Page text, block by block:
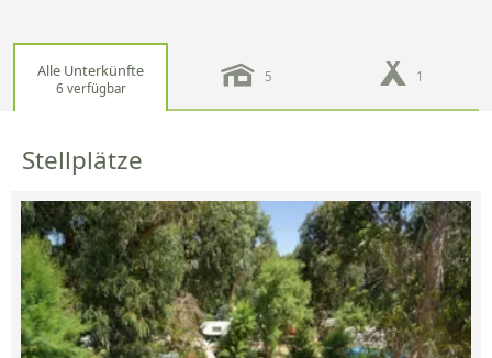
Alle Unterkünfte
6 verfügbar
5 1
Stellplätze